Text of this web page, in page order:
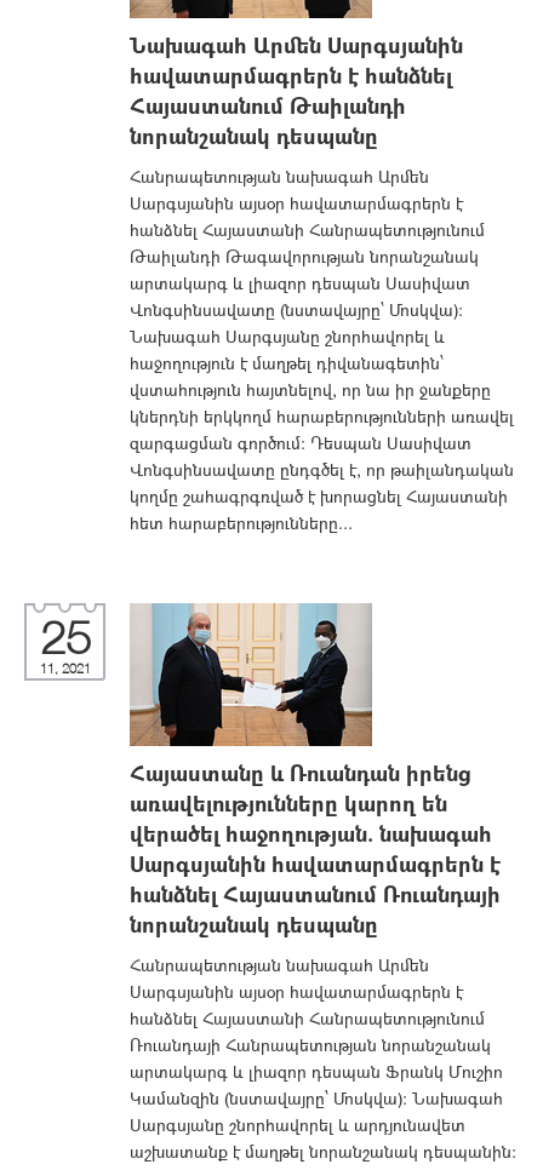
Նախագահ Արմեն Սարգսյանին
հավատարմագրերն է հանձնել
Հայաստանում Թաիլանդի
նորանշանակ դեսպանը
Հանրապետության նախագահ Արմեն
Սարգսյանին այսօր հավատարմագրերն է
հանձնել Հայաստանի Հանրապետությունում
Թաիլանդի Թագավորության նորանշանակ
արտակարգ և լիազոր դեսպան Սասիվատ
Վոնգսինսավատը (նստավայրը՝ Մոսկվա):
Նախագահ Սարգսյանը շնորհավորել և
հաջողություն է մաղթել դիվանագետին՝
վստահություն հայտնելով, որ նա իր ջանքերը
կներդնի երկկողմ հարաբերությունների առավել
զարգացման գործում: Դեսպան Սասիվատ
Վոնգսինսավատը ընդգծել է, որ թաիլանդական
կողմը շահագրգռված է խորացնել Հայաստանի
հետ հարաբերությունները...
25
11, 2021
Հայաստանը և Ռուանդան իրենց
առավելությունները կարող են
վերածել հաջողության. նախագահ
Սարգսյանին հավատարմագրերն է
հանձնել Հայաստանում Ռուանդայի
նորանշանակ դեսպանը
Հանրապետության նախագահ Արմեն
Սարգսյանին այսօր հավատարմագրերն է
հանձնել Հայաստանի Հանրապետությունում
Ռուանդայի Հանրապետության նորանշանակ
արտակարգ և լիազոր դեսպան Ֆրանկ Մուշիո
Կամանզին (նստավայրը՝ Մոսկվա): Նախագահ
Սարգսյանը շնորհավորել և արդյունավետ
աշխատանք է մաղթել նորանշանակ դեսպանին: